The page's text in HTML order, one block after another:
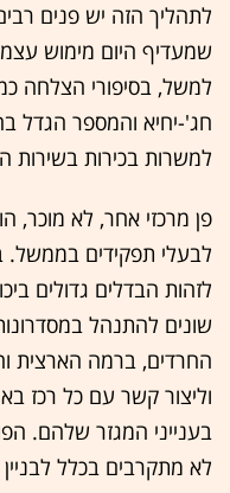
לתהליך הזה יש פנים
שמעדיף היום מימוש
למשל, בסיפורי הצלחה
חג'-יחיא והמספר הגדל
למשרות בכירות בשירות
פן מרכזי אחר, לא מוכר,
לבעלי תפקידים בממשל.
לזהות הבדלים גדולים
שונים להתנהל
החרדים, ברמה הארצית
וליצור קשר עם כל רכז
בענייני המגזר שלהם.
לא מתקרבים בכלל